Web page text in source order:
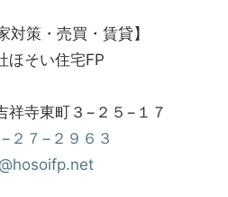
対策・売買・賃貸】
ほそい住宅FP
祥寺東町３−２５−１７
２７−２９６３